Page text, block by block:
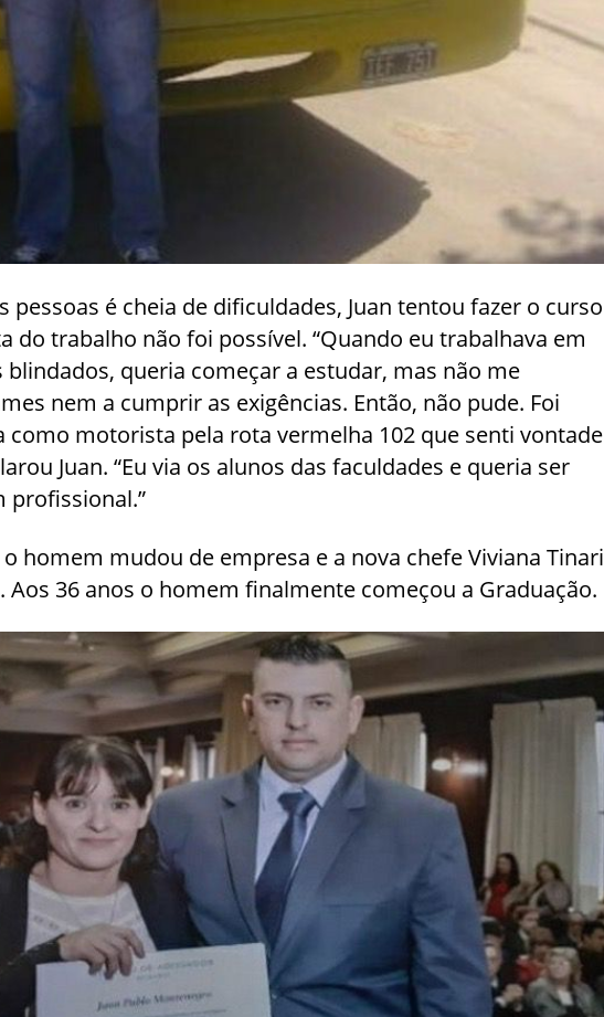
pessoas é cheia de dificuldades, Juan tentou fazer o curso
do trabalho não foi possível. “Quando eu trabalhava em
queria começar a estudar, mas não me
nem a cumprir as exigências. Então, não pude. Foi
como motorista pela rota vermelha 102 que senti vontade
Juan. “Eu via os alunos das faculdades e queria ser
profissional.”
homem mudou de empresa e a nova chefe Viviana Tinari
Aos 36 anos o homem finalmente começou a Graduação.